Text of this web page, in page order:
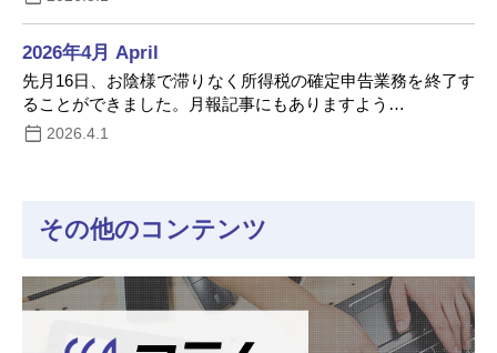
2026年4月 April
先月16日、お陰様で滞りなく所得税の確定申告業務を終了す
ることができました。月報記事にもありますよう…
2026.4.1
その他のコンテンツ